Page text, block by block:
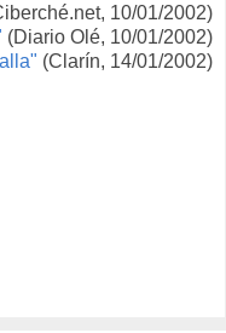
10/01/2002)
(Diario Olé, 10/01/2002)
(Clarín, 14/01/2002)